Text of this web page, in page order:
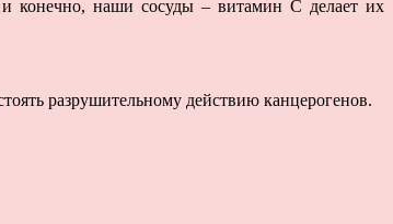
и конечно, наши сосуды – витамин С делает их
разрушительному действию канцерогенов.